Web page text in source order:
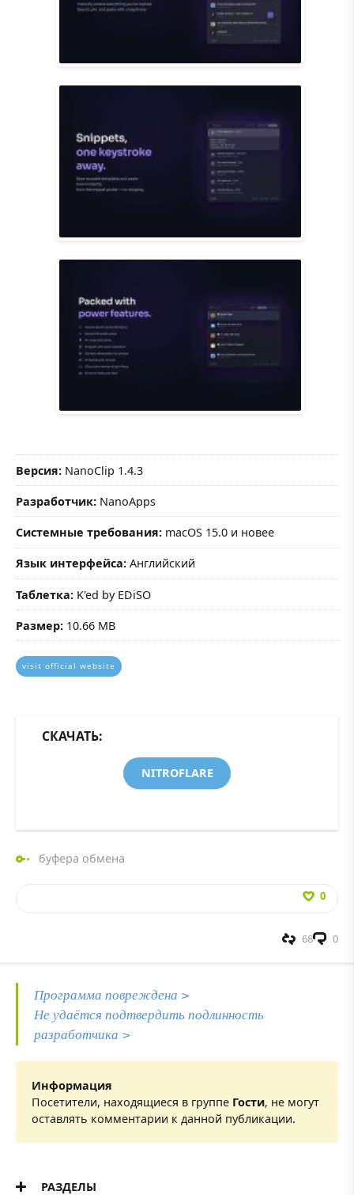
Версия: NanoClip 1.4.3
Разработчик: NanoApps
Системные требования: macOS 15.0 и новее
Язык интерфейса: Английский
Таблетка: K'ed by EDiSO
Размер: 10.66 MB
visit official website
СКАЧАТЬ:
NITROFLARE
буфера обмена
0
0
68
Программа повреждена >
Не удаётся подтвердить подлинность
разработчика >
Информация
Посетители, находящиеся в группе Гости, не могут
оставлять комментарии к данной публикации.
РАЗДЕЛЫ